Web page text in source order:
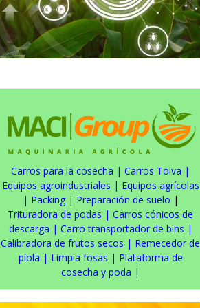
Carros para la cosecha | Carros Tolva |
Equipos agroindustriales | Equipos agrícolas
| Packing| Preparación de suelo |
Trituradora de podas | Carros cónicos de
descarga | Carro transportador de bins |
Calibradora de frutos secos | Remecedor de
piola | Limpia fosas | Plataforma de
cosecha y poda |